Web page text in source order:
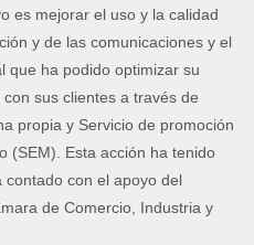
es mejorar el uso y la calidad
y de las comunicaciones y el
que ha podido optimizar su
sus clientes a través de
propia y Servicio de promoción
(SEM). Esta acción ha tenido
con el apoyo del
de Comercio, Industria y